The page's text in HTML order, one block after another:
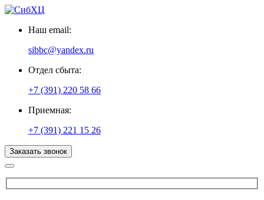
Наш email:
sibbc@yandex.ru
Отдел сбыта:
+7 (391) 220 58 66
Приемная:
+7 (391) 221 15 26
Заказать звонок